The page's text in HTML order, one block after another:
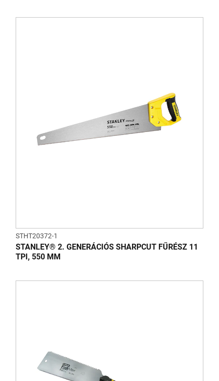
STHT20372-1
STANLEY® 2. GENERÁCIÓS SHARPCUT FŰRÉSZ 11
TPI, 550 MM